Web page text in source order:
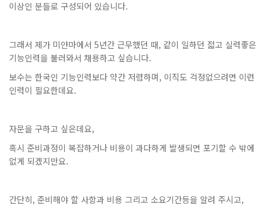
이상인 분들로 구성되어 있습니다.
그래서 제가 미얀마에서 5년간 근무했던 때, 같이 일하던 젋고 실력좋은
기능인력을 불러와서 채용하고 싶습니다.
보수는 한국인 기능인력보다 약간 저렴하며, 이직도 걱정없으려면 이런
인력이 필요한데요.
자문을 구하고 싶은데요,
혹시 준비과정이 복잡하거나 비용이 과다하게 발생되면 포기할 수 밖에
없게 되겠지만요.
간단히, 준비해야 할 사항과 비용 그리고 소요기간등을 알려 주시고,